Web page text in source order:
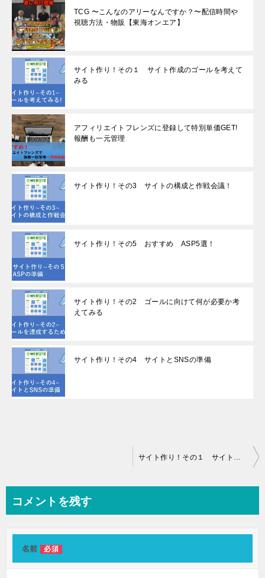
TCG 〜こんなのアリーなんですか？〜配信時間や
視聴方法・物販【東海オンエア】
サイト作り！その１ サイト作成のゴールを考えて
みる
アフィリエイトフレンズに登録して特別単価GET!
報酬も一元管理
サイト作り！その3 サイトの構成と作戦会議！
サイト作り！その5 おすすめ ASP5選！
サイト作り！その2 ゴールに向けて何が必要か考
えてみる
サイト作り！その4 サイトとSNSの準備
ビ
ゲ
サイト作り！その１ サイト作成のゴールを考えてみる
コメントを残す
名前 必須